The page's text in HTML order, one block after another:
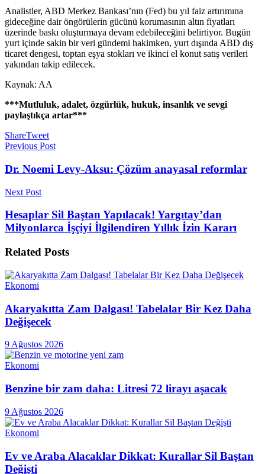
Analistler, ABD Merkez Bankası’nın (Fed) bu yıl faiz artırımına
gideceğine dair öngörülerin gücünü korumasının altın fiyatları
üzerinde baskı oluşturmaya devam edebileceğini belirtiyor. Bugün
yurt içinde sakin bir veri gündemi hakimken, yurt dışında ABD dış
ticaret dengesi, toptan eşya stokları ve ikinci el konut satış verileri
yakından takip edilecek.
Kaynak: AA
***Mutluluk, adalet, özgürlük, hukuk, insanlık ve sevgi
paylaştıkça artar***
ShareTweet
Previous Post
Dr. Noemi Levy-Aksu: Çözüm anayasal reformlar
Next Post
Hesaplar Sil Baştan Yapılacak! Yargıtay’dan
Milyonlarca İşçiyi İlgilendiren Yıllık İzin Kararı
Related Posts
Ekonomi
Akaryakıtta Zam Dalgası! Tabelalar Bir Kez Daha
Değişecek
9 Ağustos 2026
Ekonomi
Benzine bir zam daha: Litresi 72 lirayı aşacak
9 Ağustos 2026
Ekonomi
Ev ve Araba Alacaklar Dikkat: Kurallar Sil Baştan
Değişti